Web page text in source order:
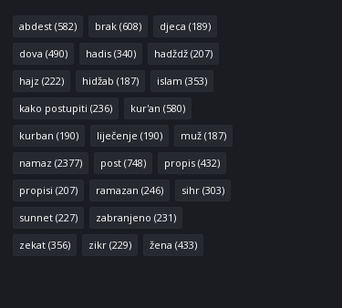
abdest(582) brak(608) djeca (189)
dova (490) hadis(340) hadždž(207)
hajz (222) hidžab (187) islam (353)
kako postupiti (236) kur'an (580)
kurban (190) liječenje (190) muž(187)
namaz (2377) post(748) propis(432)
propisi (207) ramazan (246) sihr(303)
sunnet(227) zabranjeno (231)
zekat(356) zikr(229) žena (433)